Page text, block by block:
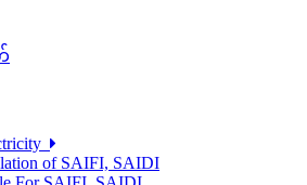
of SAIFI, SAIDI